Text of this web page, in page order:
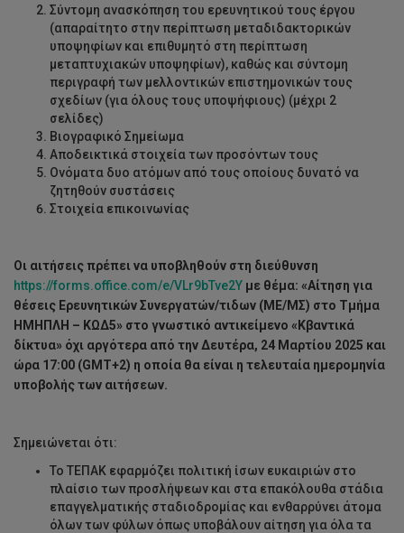
Σύντομη ανασκόπηση του ερευνητικού τους έργου
(απαραίτητο στην περίπτωση μεταδιδακτορικών
υποψηφίων και επιθυμητό στη περίπτωση
μεταπτυχιακών υποψηφίων), καθώς και σύντομη
περιγραφή των μελλοντικών επιστημονικών τους
σχεδίων (για όλους τους υποψήφιους) (μέχρι 2
σελίδες)
Βιογραφικό Σημείωμα
Αποδεικτικά στοιχεία των προσόντων τους
Ονόματα δυο ατόμων από τους οποίους δυνατό να
ζητηθούν συστάσεις
Στοιχεία επικοινωνίας
Οι αιτήσεις πρέπει να υποβληθούν στη διεύθυνση
https://forms.office.com/e/VLr9bTve2Y με θέμα: «Αίτηση για
θέσεις Ερευνητικών Συνεργατών/τιδων (ΜΕ/ΜΣ) στο Τμήμα
ΗΜΗΠΛΗ – ΚΩΔ5» στο γνωστικό αντικείμενο «Κβαντικά
δίκτυα» όχι αργότερα από την Δευτέρα, 24 Μαρτίου 2025 και
ώρα 17:00 (GMT+2) η οποία θα είναι η τελευταία ημερομηνία
υποβολής των αιτήσεων.
Σημειώνεται ότι:
Το ΤΕΠΑΚ εφαρμόζει πολιτική ίσων ευκαιριών στο
πλαίσιο των προσλήψεων και στα επακόλουθα στάδια
επαγγελματικής σταδιοδρομίας και ενθαρρύνει άτομα
όλων των φύλων όπως υποβάλουν αίτηση για όλα τα